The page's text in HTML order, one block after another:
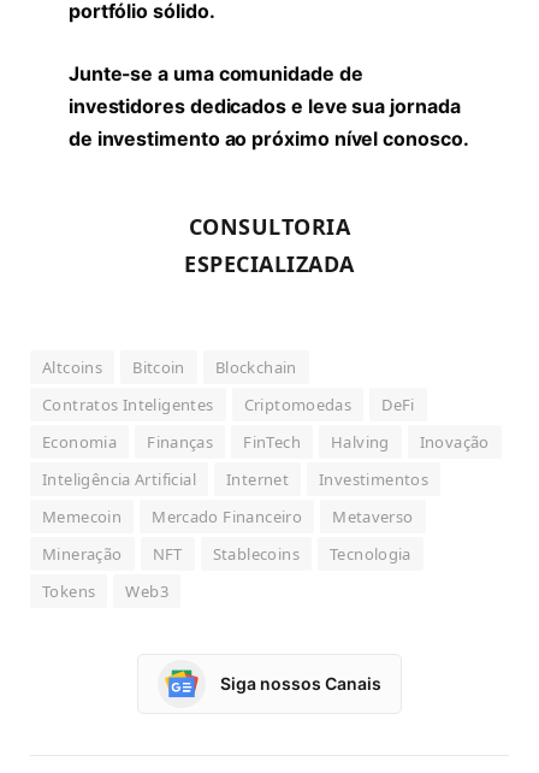
portfólio sólido.
Junte-se a uma comunidade de
investidores dedicados e leve sua jornada
de investimento ao próximo nível conosco.
CONSULTORIA
ESPECIALIZADA
Altcoins Bitcoin
Blockchain
Contratos Inteligentes
Criptomoedas
DeFi
Economia
Finanças FinTech Halving
Inovação
Inteligência Artificial
Internet
Investimentos
Memecoin
Mercado Financeiro
Metaverso
Mineração
NFT Stablecoins
Tecnologia
Tokens
Web3
Siga nossos Canais